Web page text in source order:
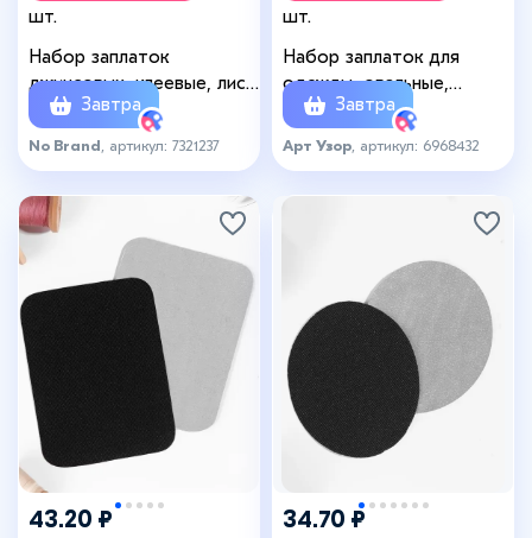
шт.
Набор заплаток
джинсовых, клеевые, лист
10×18 см, 10 шт., цвет
светлая джинса
Завтра
No Brand , артикул: 7321237
шт.
Набор заплаток для
одежды, овальные,
термоклеевые, 7×5 см, 5
шт., синий
Завтра
Арт Узор , артикул: 6968432
43.20 ₽ 34.70 ₽